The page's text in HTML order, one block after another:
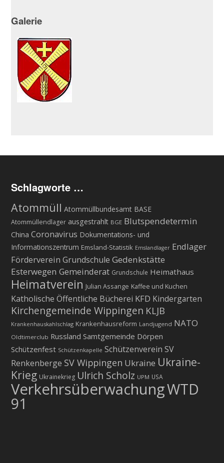
Galerie
Schlagworte …
Atommüll Atommüllbundesamt BASE
Atommüllendlager ausgestrahlt BGE Blutspendetermin
China Coronavirus Dokumentations- und
Informationszentrum Emsland-Statistik Emslandlager Endlager
Förderverein Grundschule Gedenkstätte
Esterwegen Gemeinderat Grundschule Heimathaus
Heimatverein Julian Assange Kaffee und Kuchen
Katholische Öffentliche Bücherei KFD Kindergarten
Kirchengemeinde Wippingen KLJB
Krankenhauskahlschlag Krankenhausreform Landjugend NATO
Oldtimerclub Russland Samtgemeinde Dörpen
Schützenfest Schützenkapelle Schützenverein SV
Renkenberge SV Wippingen Ukraine Ukraine-
Krieg Ukrainekrieg Ulrich Scholz UPM USA
VerkehrsüberwachungWTD
91